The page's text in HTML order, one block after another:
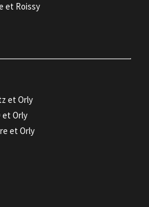
et Roissy
et Orly
et Orly
et Orly